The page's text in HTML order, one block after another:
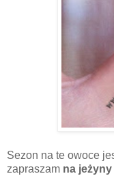
Sezon na te owoce
zapraszam na jeżyny